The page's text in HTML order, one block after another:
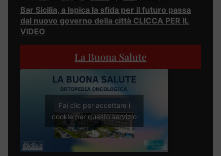
Bar Sicilia, a Ispica la sfida per il futuro passa
dal nuovo governo della città CLICCA PER IL
VIDEO
La Buona Salute
Fai clic per accettare i
cookie per questo servizio